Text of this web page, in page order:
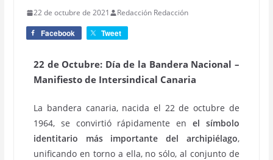
22 de octubre de 2021 Redacción Redacción
Facebook Tweet
22 de Octubre: Día de la Bandera Nacional –
Manifiesto de Intersindical Canaria
La bandera canaria, nacida el 22 de octubre de
1964, se convirtió rápidamente enel símbolo
identitario más importante del archipiélago,
unificando en torno a ella, no sólo, al conjunto de